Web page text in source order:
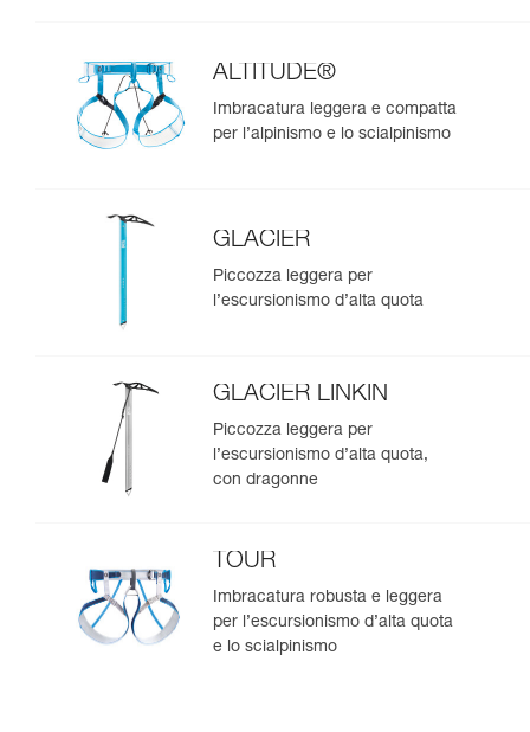
ALTITUDE®
Imbracatura leggera e compatta
per l’alpinismo e lo scialpinismo
GLACIER
Piccozza leggera per
l’escursionismo d’alta quota
GLACIER LINKIN
Piccozza leggera per
l’escursionismo d’alta quota,
con dragonne
TOUR
Imbracatura robusta e leggera
per l’escursionismo d’alta quota
e lo scialpinismo